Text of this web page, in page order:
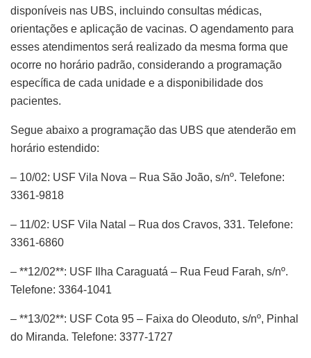
disponíveis nas UBS, incluindo consultas médicas,
orientações e aplicação de vacinas. O agendamento para
esses atendimentos será realizado da mesma forma que
ocorre no horário padrão, considerando a programação
específica de cada unidade e a disponibilidade dos
pacientes.
Segue abaixo a programação das UBS que atenderão em
horário estendido:
– 10/02: USF Vila Nova – Rua São João, s/nº. Telefone:
3361-9818
– 11/02: USF Vila Natal – Rua dos Cravos, 331. Telefone:
3361-6860
– **12/02**: USF Ilha Caraguatá – Rua Feud Farah, s/nº.
Telefone: 3364-1041
– **13/02**: USF Cota 95 – Faixa do Oleoduto, s/nº, Pinhal
do Miranda. Telefone: 3377-1727